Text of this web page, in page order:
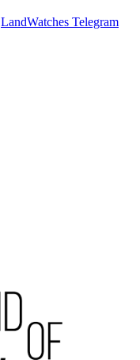
LandWatches Telegram